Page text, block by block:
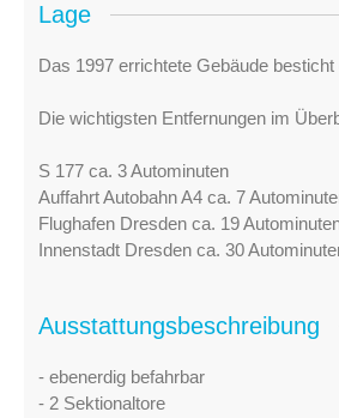
Lage
Das 1997 errichtete Gebäude
Die wichtigsten Entfernungen im
S 177 ca. 3 Autominuten
Auffahrt Autobahn A4 ca. 7
Flughafen Dresden ca. 19
Innenstadt Dresden ca. 30
Ausstattungsbeschreibung
- ebenerdig befahrbar
- 2 Sektionaltore